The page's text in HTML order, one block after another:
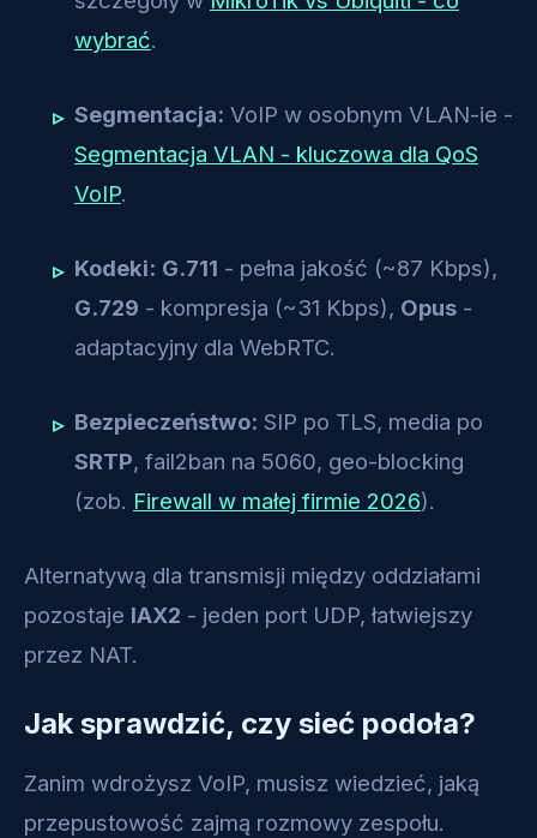
wybrać.
Segmentacja: VoIP w osobnym VLAN-ie -
Segmentacja VLAN - kluczowa dla QoS
VoIP.
Kodeki: G.711 - pełna jakość (~87 Kbps),
G.729 - kompresja (~31 Kbps), Opus -
adaptacyjny dla WebRTC.
Bezpieczeństwo: SIP po TLS, media po
SRTP, fail2ban na 5060, geo-blocking
(zob. Firewall w małej firmie 2026).
Alternatywą dla transmisji między oddziałami
pozostaje IAX2 - jeden port UDP, łatwiejszy
przez NAT.
Jak sprawdzić, czy sieć podoła?
Zanim wdrożysz VoIP, musisz wiedzieć, jaką
przepustowość zajmą rozmowy zespołu.